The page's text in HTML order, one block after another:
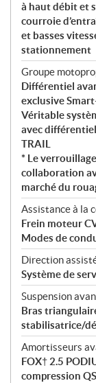
à haut débit et
courroie
et basses
stationnement
Groupe
Différentiel
exclusive
Véritable
avec
TRAIL
* Le
collaboration
marché du
Assistance à la
Frein moteur
Modes de
Direction
Système de
Suspension
Bras
stabilisatrice/
Amortisseurs
FOX† 2.5
compression